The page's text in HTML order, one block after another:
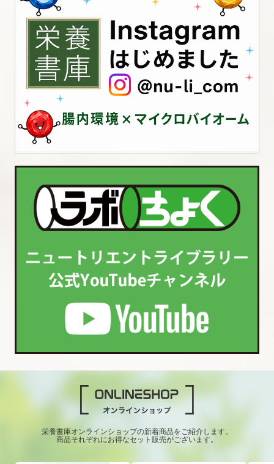
栄養書庫オンラインショップの新着商品をご紹介します。
商品それぞれにお得なセット販売がございます。